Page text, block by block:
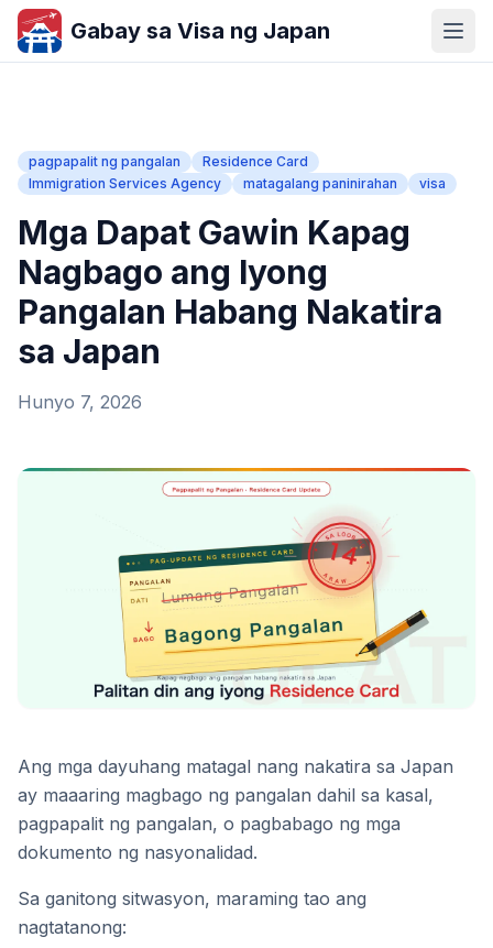
Gabay sa Visa ng Japan
pagpapalit ng pangalan
Residence Card
Immigration Services Agency
matagalang paninirahan visa
Mga Dapat Gawin Kapag
Nagbago ang Iyong
Pangalan Habang Nakatira
sa Japan
Hunyo 7, 2026
Ang mga dayuhang matagal nang nakatira sa Japan
ay maaaring magbago ng pangalan dahil sa kasal,
pagpapalit ng pangalan, o pagbabago ng mga
dokumento ng nasyonalidad.
Sa ganitong sitwasyon, maraming tao ang
nagtatanong: